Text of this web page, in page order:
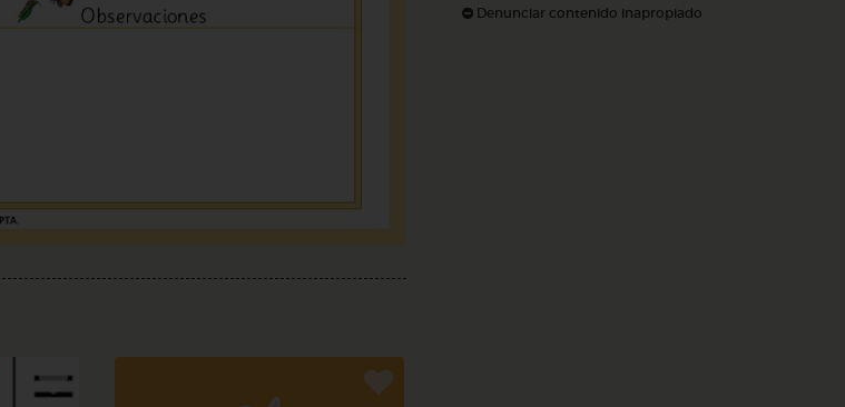
Denunciar contenido inapropiado